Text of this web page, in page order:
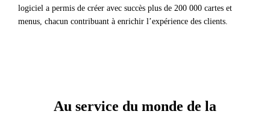
logiciel a permis de créer avec succès plus de 200 000 cartes et
menus, chacun contribuant à enrichir l’expérience des clients.
Au service du monde de la